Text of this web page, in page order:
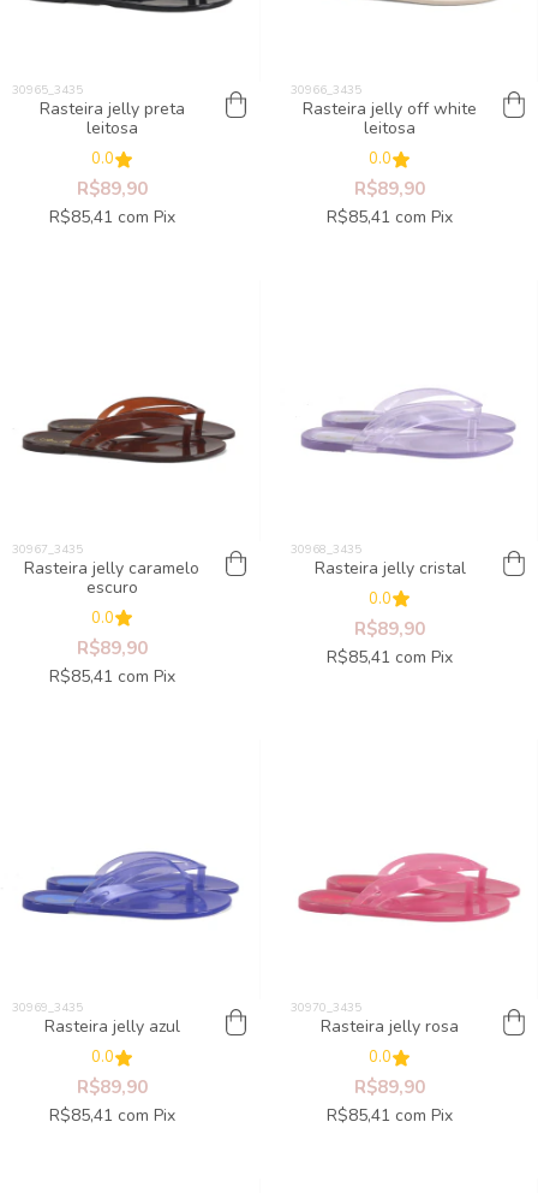
Rasteira jelly preta
leitosa
0.0
R$89,90
R$85,41 com Pix
Rasteira jelly off white
leitosa
0.0
R$89,90
R$85,41 com Pix
Rasteira jelly caramelo
escuro
0.0
R$89,90
R$85,41 com Pix
Rasteira jelly cristal
0.0
R$89,90
R$85,41 com Pix
Rasteira jelly azul
0.0
R$89,90
R$85,41 com Pix
Rasteira jelly rosa
0.0
R$89,90
R$85,41 com Pix